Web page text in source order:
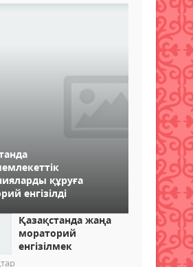
құруға
енгізілді
Қазақстанда жаңа
мораторий
енгізілмек